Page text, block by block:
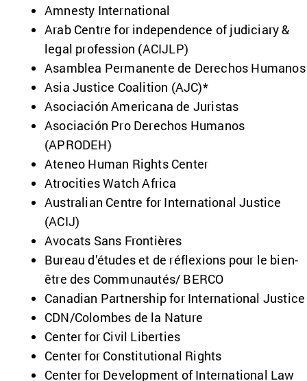
Amnesty International
Arab Centre for independence of judiciary &
legal profession (ACIJLP)
Asamblea Permanente de Derechos
Asia Justice Coalition (AJC)*
Asociación Americana de Juristas
Asociación Pro Derechos Humanos
(APRODEH)
Ateneo Human Rights Center
Atrocities Watch Africa
Australian Centre for International Justice
(ACIJ)
Avocats Sans Frontières
Bureau d’études et de réflexions pour le bien-
être des Communautés/ BERCO
Canadian Partnership for International
CDN/Colombes de la Nature
Center for Civil Liberties
Center for Constitutional Rights
Center for Development of International Law